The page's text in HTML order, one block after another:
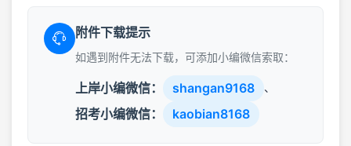
附件下载提示
如遇到附件无法下载，可添加小编微信索取：
上岸小编微信： shangan9168 、
招考小编微信： kaobian8168